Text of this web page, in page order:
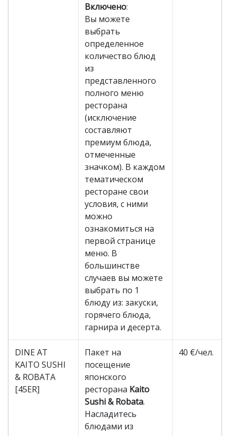
Включено:
Вы можете
выбрать
определенное
количество блюд
из
представленного
полного меню
ресторана
(исключение
составляют
премиум блюда,
отмеченные
значком). В каждом
тематическом
ресторане свои
условия, с ними
можно
ознакомиться на
первой странице
меню. В
большинстве
случаев вы можете
выбрать по 1
блюду из: закуски,
горячего блюда,
гарнира и десерта.
DINE AT
KAITO SUSHI
& ROBATA
[45ER]
Пакет на
посещение
японского
ресторана Kaito
Sushi & Robata.
Насладитесь
блюдами из
40 €/чел.